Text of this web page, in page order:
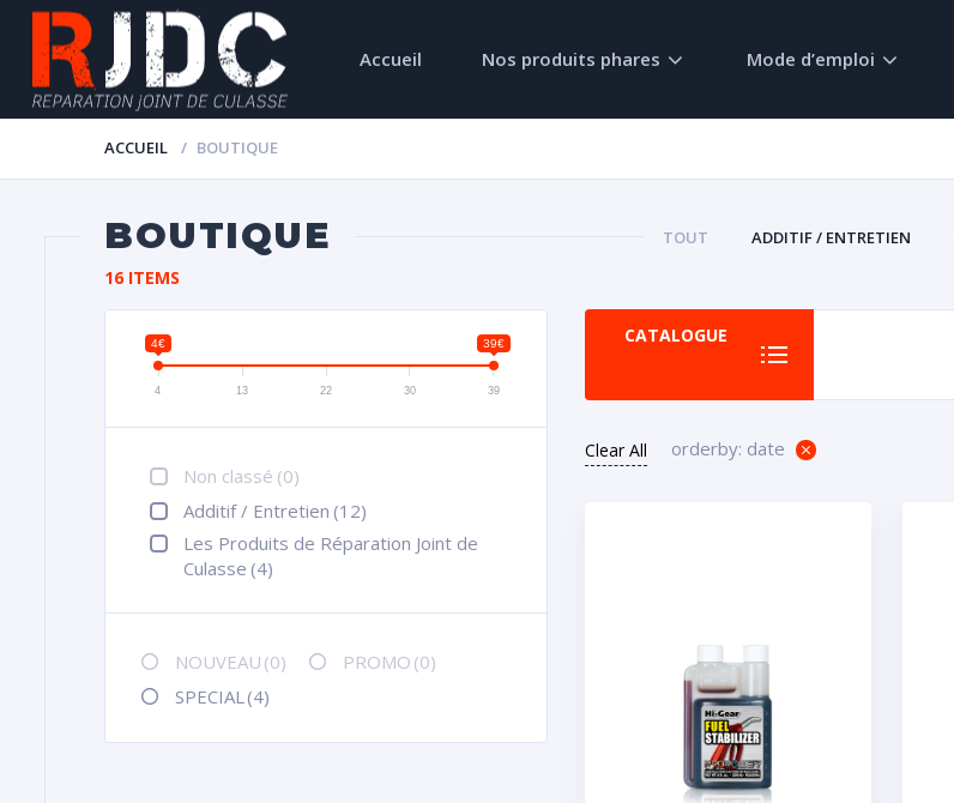
Accueil Nos produits phares Mode d’emploi
ACCUEIL BOUTIQUE
BOUTIQUE TOUT ADDITIF / ENTRETIEN
16 ITEMS
4€ 39€
4 13 22 30 39
Non classé (0)
Additif / Entretien (12)
Les Produits de Réparation Joint de
Culasse (4)
NOUVEAU (0) PROMO (0)
SPECIAL (4)
CATALOGUE
Clear All orderby: date